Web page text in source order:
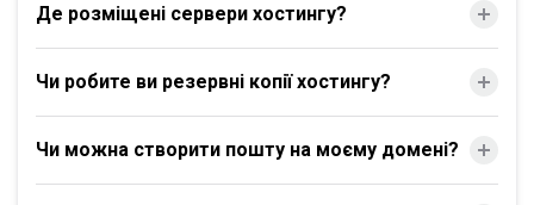
Де розміщені сервери хостингу?
Чи робите ви резервні копії хостингу?
Чи можна створити пошту на моєму домені?